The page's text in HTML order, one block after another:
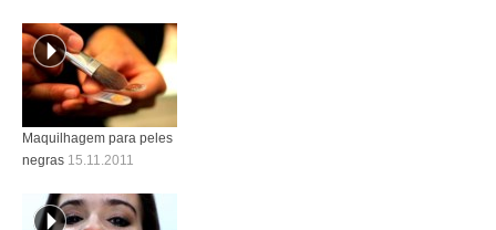
Maquilhagem para peles
negras 15.11.2011